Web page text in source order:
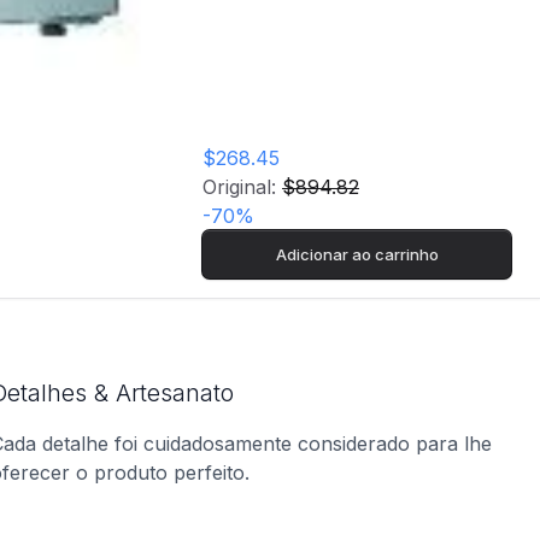
$268.45
Original: $894.82
-70%
Adicionar ao carrinho
& Artesanato
detalhe foi cuidadosamente considerado para lhe
o produto perfeito.